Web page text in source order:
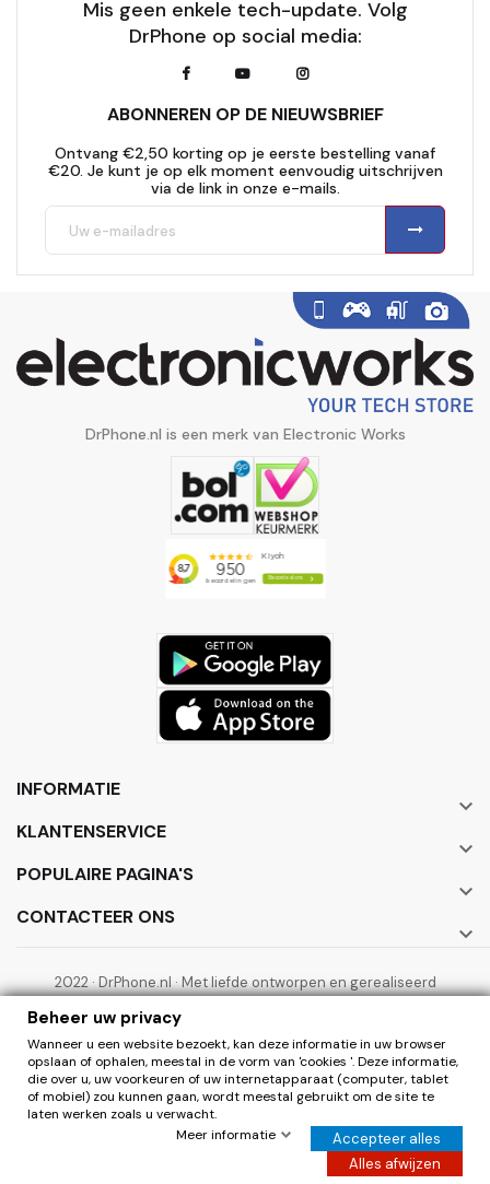
Mis geen enkele tech-update. Volg
DrPhone op social media:
ABONNEREN OP DE NIEUWSBRIEF
Ontvang €2,50 korting op je eerste bestelling vanaf
€20. Je kunt je op elk moment eenvoudig uitschrijven
via de link in onze e-mails.
DrPhone.nl is een merk van Electronic Works
INFORMATIE

KLANTENSERVICE

POPULAIRE PAGINA'S

CONTACTEER ONS

2022 · DrPhone.nl · Met liefde ontworpen en gerealiseerd
0
Beheer uw privacy
Wanneer u een website bezoekt, kan deze informatie in uw browser
opslaan of ophalen, meestal in de vorm van 'cookies '. Deze informatie,
die over u, uw voorkeuren of uw internetapparaat (computer, tablet
of mobiel) zou kunnen gaan, wordt meestal gebruikt om de site te
laten werken zoals u verwacht.
Meer informatie
Accepteer alles
Alles afwijzen